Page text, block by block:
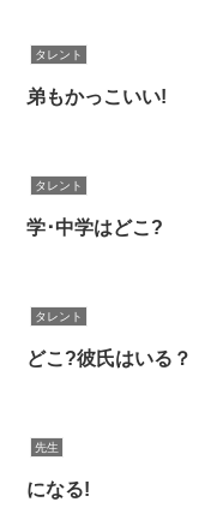
タレント
弟もかっこいい!
タレント
学･中学はどこ?
タレント
どこ?彼氏はいる？
先生
になる!